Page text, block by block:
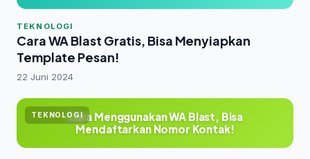
TEKNOLOGI
Cara WA Blast Gratis, Bisa Menyiapkan
Template Pesan!
22 Juni 2024
TEKNOLOGICara Menggunakan WA Blast, Bisa
Mendaftarkan Nomor Kontak!